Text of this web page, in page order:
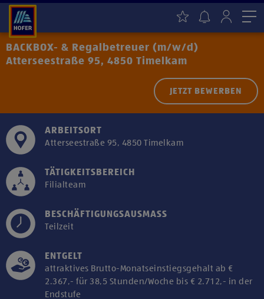
BACKBOX- & Regalbetreuer (m/w/d)
Atterseestraße 95, 4850 Timelkam
JETZT BEWERBEN
ARBEITSORT
Atterseestraße 95, 4850 Timelkam
TÄTIGKEITSBEREICH
Filialteam
BESCHÄFTIGUNGSAUSMASS
Teilzeit
ENTGELT
attraktives Brutto-Monatseinstiegsgehalt ab €
2.367,- für 38,5 Stunden/Woche bis € 2.712,- in der
Endstufe